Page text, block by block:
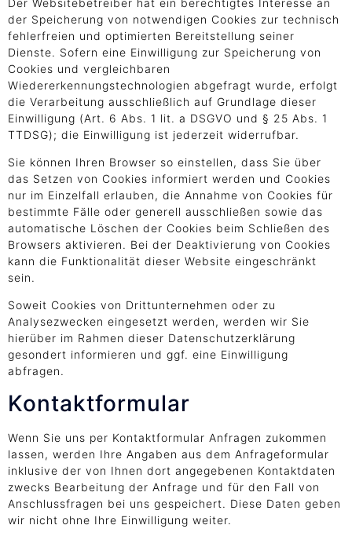
der Speicherung von notwendigen Cookies zur technisch
fehlerfreien und optimierten Bereitstellung seiner
Dienste. Sofern eine Einwilligung zur Speicherung von
Cookies und vergleichbaren
Wiedererkennungstechnologien abgefragt wurde, erfolgt
die Verarbeitung ausschließlich auf Grundlage dieser
Einwilligung (Art. 6 Abs. 1 lit. a DSGVO und § 25 Abs. 1
TTDSG); die Einwilligung ist jederzeit widerrufbar.
Sie können Ihren Browser so einstellen, dass Sie über
das Setzen von Cookies informiert werden und Cookies
nur im Einzelfall erlauben, die Annahme von Cookies für
bestimmte Fälle oder generell ausschließen sowie das
automatische Löschen der Cookies beim Schließen des
Browsers aktivieren. Bei der Deaktivierung von Cookies
kann die Funktionalität dieser Website eingeschränkt
sein.
Soweit Cookies von Drittunternehmen oder zu
Analysezwecken eingesetzt werden, werden wir Sie
hierüber im Rahmen dieser Datenschutzerklärung
gesondert informieren und ggf. eine Einwilligung
abfragen.
Kontaktformular
Wenn Sie uns per Kontaktformular Anfragen zukommen
lassen, werden Ihre Angaben aus dem Anfrageformular
inklusive der von Ihnen dort angegebenen Kontaktdaten
zwecks Bearbeitung der Anfrage und für den Fall von
Anschlussfragen bei uns gespeichert. Diese Daten geben
wir nicht ohne Ihre Einwilligung weiter.